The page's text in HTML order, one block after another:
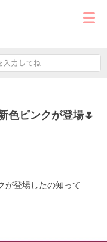
色ピンクが登場🌷
が登場したの知って